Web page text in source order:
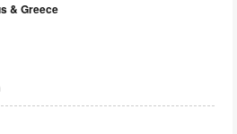
& Greece